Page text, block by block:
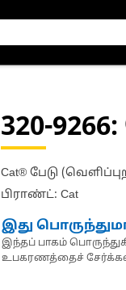
320-9266:
Cat® பேடு
பிராண்ட்: Cat
இது
இந்தப் பாகம்
உபகரணத்தைச்